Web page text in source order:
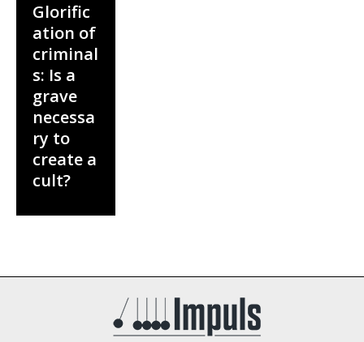
Glorific
ation of
criminal
s: Is a
grave
necessa
ry to
create a
cult?